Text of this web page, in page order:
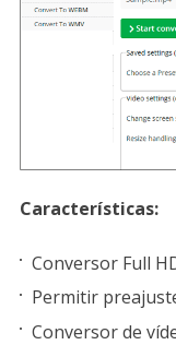
Características:
Conversor Full
Permitir
Conversor de